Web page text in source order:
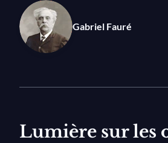
rejoignent l'Orchestre de Paris
Paavo Järvi.Gabriel Fauré
Lumière sur les